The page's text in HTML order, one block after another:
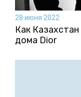
28 июня 2022
Как
дома Dior